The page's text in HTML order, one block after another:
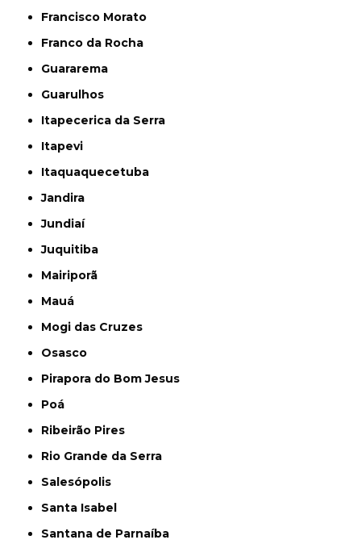
Francisco Morato
Franco da Rocha
Guararema
Guarulhos
Itapecerica da Serra
Itapevi
Itaquaquecetuba
Jandira
Jundiaí
Juquitiba
Mairiporã
Mauá
Mogi das Cruzes
Osasco
Pirapora do Bom Jesus
Poá
Ribeirão Pires
Rio Grande da Serra
Salesópolis
Santa Isabel
Santana de Parnaíba